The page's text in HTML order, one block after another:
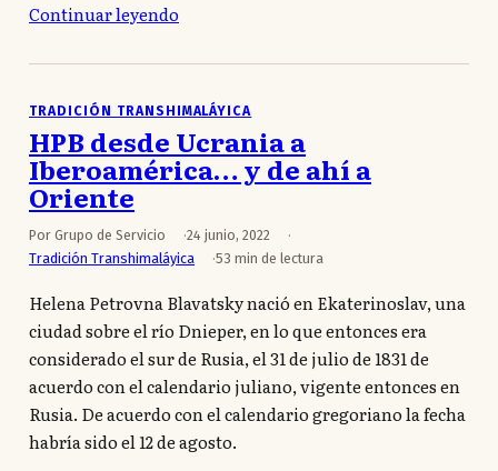
Continuar leyendo
TRADICIÓN TRANSHIMALÁYICA
HPB desde Ucrania a
Iberoamérica… y de ahí a
Oriente
Por Grupo de Servicio
24 junio, 2022
Tradición Transhimaláyica
53 min de lectura
Helena Petrovna Blavatsky nació en Ekaterinoslav, una
ciudad sobre el río Dnieper, en lo que entonces era
considerado el sur de Rusia, el 31 de julio de 1831 de
acuerdo con el calendario juliano, vigente entonces en
Rusia. De acuerdo con el calendario gregoriano la fecha
habría sido el 12 de agosto.